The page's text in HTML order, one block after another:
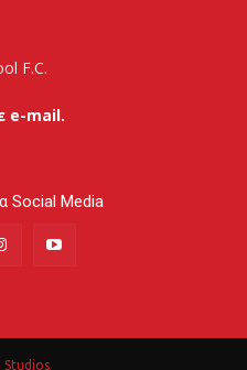
F.C.
e-mail.
Social Media
Studios